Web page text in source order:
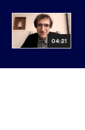
04:21